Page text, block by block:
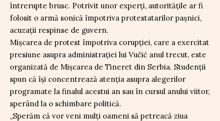
întrerupte brusc. Potrivit unor experți, autoritățile ar fi
folosit o armă sonică împotriva protestatarilor pașnici,
acuzații respinse de guvern.
Mișcarea de protest împotriva corupției, care a exercitat
presiune asupra administrației lui Vučić anul trecut, este
organizată de Mișcarea de Tineret din Serbia. Studenții
spun că își concentrează atenția asupra alegerilor
programate la finalul acestui an sau în cursul anului viitor,
sperând la o schimbare politică.
„Sperăm că vor veni mulți oameni să petreacă ziua